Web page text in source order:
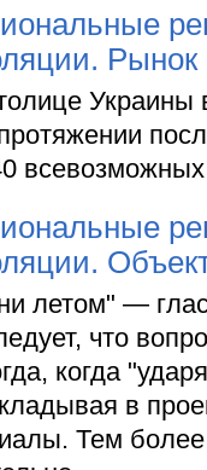
Рынок
Украины
летом" —
что
когда
в
Тем